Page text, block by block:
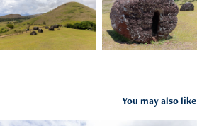
You may also like